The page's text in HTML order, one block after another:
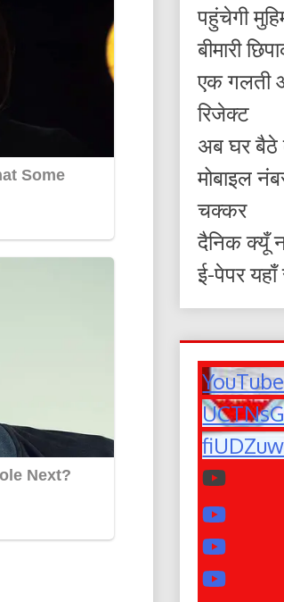
पहुंचेगी
बीमारी
एक गलती
रिजेक्ट
अब घर बैठे
मोबाइल
चक्कर
दैनिक क्यूँ
ई-पेपर